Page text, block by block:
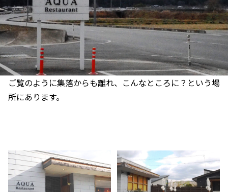
ご覧のように集落からも離れ、こんなところに？という場
所にあります。